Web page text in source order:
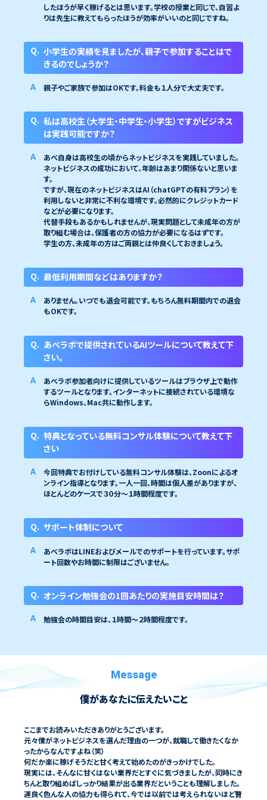
したほうが早く稼げるとは思います。学校の授業と同じで、自習よ
りは先生に教えてもらったほうが効率がいいのと同じですね。
小学生の実績を見ましたが、親子で参加することはで
きるのでしょうか？
親子やご家族で参加はOKです。料金も１人分で大丈夫です。
私は高校生（大学生・中学生・小学生）ですがビジネス
は実践可能ですか？
あべ自身は高校生の頃からネットビジネスを実践していました。
ネットビジネスの成功において、年齢はあまり関係ないと思いま
す。
ですが、現在のネットビジネスはAI（chatGPTの有料プラン）を
利用しないと非常に不利な環境です。必然的にクレジットカード
などが必要になります。
代替手段もあるかもしれませんが、現実問題として未成年の方が
取り組む場合は、保護者の方の協力が必要になるはずです。
学生の方、未成年の方はご両親とは仲良くしておきましょう。
最低利用期間などはありますか？
ありません。いつでも退会可能です。もちろん無料期間内での退会
もOKです。
あべラボで提供されているAIツールについて教えて下
さい。
あべラボ参加者向けに提供しているツールはブラウザ上で動作
するツールとなります。インターネットに接続されている環境な
らWindows、Mac共に動作します。
特典となっている無料コンサル体験について教えて下
さい
今回特典でお付けしている無料コンサル体験は、Zoonによるオ
ンライン指導となります。一人一回、時間は個人差がありますが、
ほとんどのケースで３０分〜１時間程度です。
サポート体制について
あべラボはLINEおよびメールでのサポートを行っています。サポ
ート回数やお時間に制限はございません。
オンライン勉強会の1回あたりの実施目安時間は？
勉強会の時間目安は、１時間〜２時間程度です。
Message
僕があなたに伝えたいこと
ここまでお読みいただきありがとうございます。
元々僕がネットビジネスを選んだ理由の一つが、就職して働きたくなか
ったからなんですよね（笑）
何だか楽に稼げそうだと甘く考えて始めたのがきっかけでした。
現実には、そんなに甘くはない業界だとすぐに気づきましたが、同時にき
ちんと取り組めばしっかり結果が出る業界だということも理解しました。
運良く色んな人の協力も得られて、今では以前では考えられないほど贅